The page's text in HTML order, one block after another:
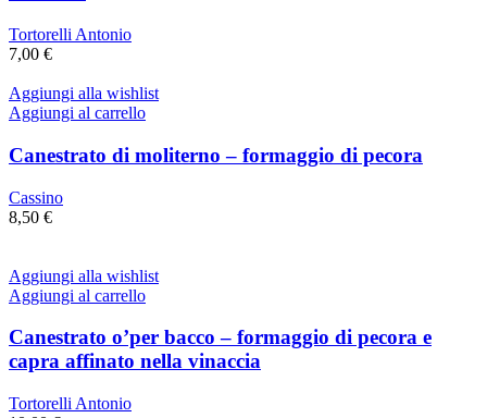
Tortorelli Antonio
7,00 €
Aggiungi alla wishlist
Aggiungi al carrello
Canestrato di moliterno – formaggio di pecora
Cassino
8,50 €
Aggiungi alla wishlist
Aggiungi al carrello
Canestrato o’per bacco – formaggio di pecora e
capra affinato nella vinaccia
Tortorelli Antonio